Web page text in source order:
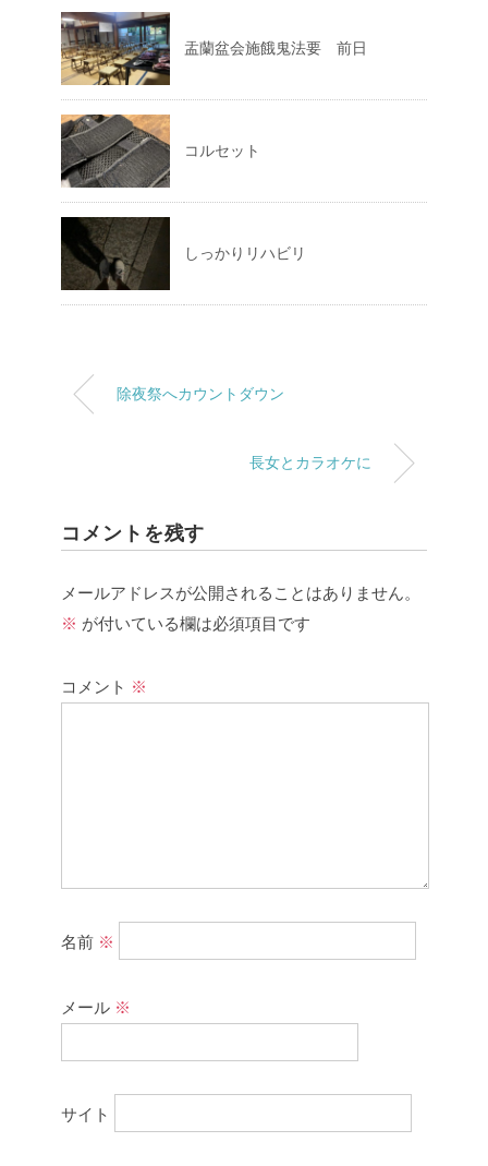
盂蘭盆会施餓鬼法要 前日
コルセット
しっかりリハビリ
除夜祭へカウントダウン
長女とカラオケに
コメントを残す
メールアドレスが公開されることはありません。
※ が付いている欄は必須項目です
コメント ※
名前 ※
メール ※
サイト